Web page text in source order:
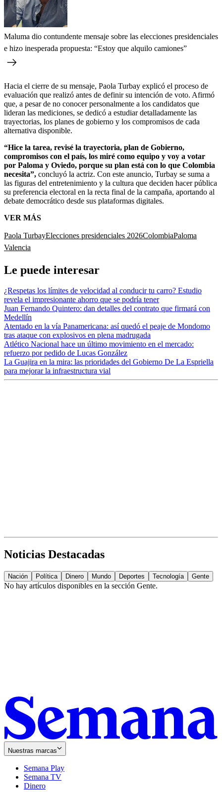
Maluma dio contundente mensaje sobre las elecciones presidenciales
e hizo inesperada propuesta: “Estoy que alquilo camiones”
Hacia el cierre de su mensaje, Paola Turbay explicó el proceso de
evaluación que realizó antes de definir su intención de voto. Afirmó
que, a pesar de no conocer personalmente a los candidatos que
lideran las mediciones, se dedicó a estudiar detalladamente las
trayectorias, los planes de gobierno y los compromisos de cada
alternativa disponible.
“Hice la tarea, revisé la trayectoria, plan de Gobierno,
compromisos con el país, los miré como equipo y voy a votar
por Paloma y Oviedo, porque su plan está con lo que Colombia
necesita”, concluyó la actriz. Con este anuncio, Turbay se suma a
las figuras del entretenimiento y la cultura que deciden hacer pública
su preferencia electoral en la recta final de la campaña, aportando al
debate democrático desde sus plataformas digitales.
VER MÁS
Paola TurbayElecciones presidenciales 2026ColombiaPaloma
Valencia
Le puede interesar
¿Respetas los límites de velocidad al conducir tu carro? Estudio
revela el impresionante ahorro que se podría tener
Juan Fernando Quintero: dan detalles del contrato que firmará con
Medellín
Atentado en la vía Panamericana: así quedó el peaje de Mondomo
tras ataque con explosivos en plena madrugada
Atlético Nacional hace un último movimiento en el mercado:
refuerzo por pedido de Lucas González
La Guajira en la mira: las prioridades del Gobierno De La Espriella
para mejorar la infraestructura vial
Noticias Destacadas
Nación Política Dinero Mundo Deportes Tecnología Gente
No hay artículos disponibles en la sección Gente.
Nuestras marcas
Semana Play
Semana TV
Dinero